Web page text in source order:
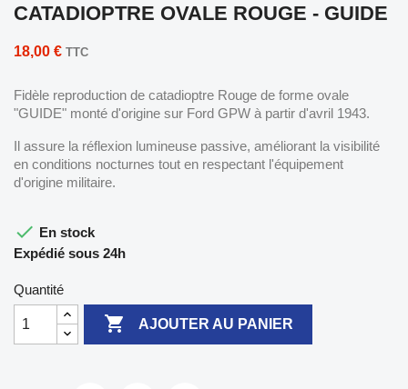
CATADIOPTRE OVALE ROUGE - GUIDE
18,00 € TTC
Fidèle reproduction de catadioptre Rouge de forme ovale
"GUIDE" monté d'origine sur Ford GPW à partir d'avril 1943.
Il assure la réflexion lumineuse passive, améliorant la visibilité
en conditions nocturnes tout en respectant l'équipement
d'origine militaire.
 En stock
Expédié sous 24h
Quantité
 AJOUTER AU PANIER